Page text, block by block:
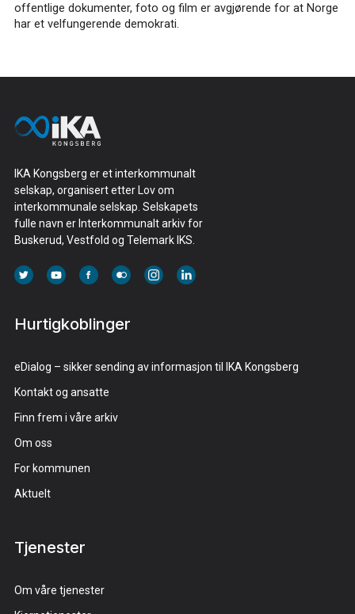
offentlige dokumenter, foto og film er avgjørende for at Norge
har et velfungerende demokrati.
IKA Kongsberg er et interkommunalt
selskap, organisert etter Lov om
interkommunale selskap. Selskapets
fulle navn er Interkommunalt arkiv for
Buskerud, Vestfold og Telemark IKS.
Hurtigkoblinger
eDialog – sikker sending av informasjon til IKA Kongsberg
Kontakt og ansatte
Finn frem i våre arkiv
Om oss
For kommunen
Aktuelt
Tjenester
Om våre tjenester